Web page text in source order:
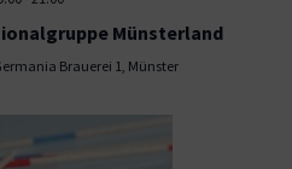
Münsterland
Brauerei 1, Münster